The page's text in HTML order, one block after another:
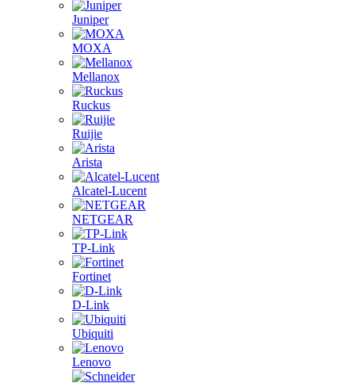
Juniper
MOXA
Mellanox
Ruckus
Ruijie
Arista
Alcatel-Lucent
NETGEAR
TP-Link
Fortinet
D-Link
Ubiquiti
Lenovo